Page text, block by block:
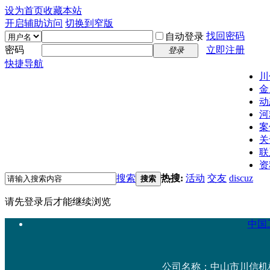
设为首页收藏本站
开启辅助访问 切换到窄版
自动登录 找回密码
密码
登录
立即注册
快捷导航
搜索 搜索 热搜: 活动 交友 discuz
请先登录后才能继续浏览
中国
公司名称：中山市川信机